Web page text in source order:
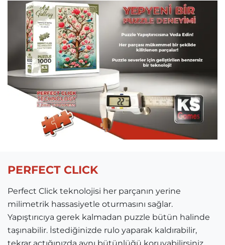
PERFECT CLICK
Perfect Click teknolojisi her parçanın yerine
milimetrik hassasiyetle oturmasını sağlar.
Yapıştırıcıya gerek kalmadan puzzle bütün halinde
taşınabilir. İstediğinizde rulo yaparak kaldırabilir,
tekrar açtığınızda aynı bütünlüğü koruyabilirsiniz.